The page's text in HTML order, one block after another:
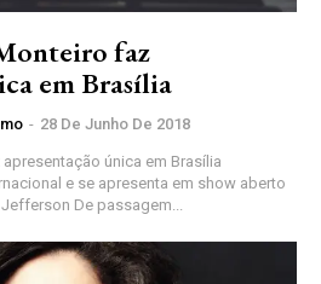
faz
em Brasília
- 28 De Junho De 2018
única em Brasília
e se apresenta em show aberto
De passagem...